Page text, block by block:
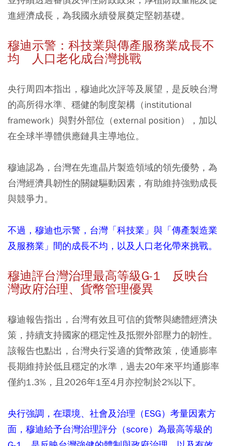
進經濟成長，為我國永續發展奠定堅韌基礎。
穆迪示警：科技業與傳產服務業成長不
均 人口老化成台灣挑戰
央行周四本指出，穆迪此次評等及展望，是反映台灣
的高所得水準、穩健的制度架構（institutional
framework）與對外部位（external position），加以
在全球半導體供應鏈具主導地位。
穆迪認為，台灣在先進晶片製造領域的領先優勢，為
台灣經濟具韌性的關鍵驅動因素，有助維持強勁成長
與競爭力。
不過，穆迪也示警，台灣「科技業」與「傳產製造業
及服務業」間的成長不均，以及人口老化帶來挑戰。
穆迪評台灣治理最高等級G-1 反映台
灣政府治理、貨幣管理優異
穆迪報告指出，台灣有效且可信的貨幣與總體經濟決
策，持續支持國家的穩定性及抵禦外部壓力的韌性。
該報告也點出，台灣央行妥適的貨幣政策，使通膨率
長期維持於低且穩定的水準，過去20年來平均通膨率
僅約1.3%，且2026年1至4月亦控制於2%以下。
央行強調，在環境、社會及治理（ESG）考量因素方
面，穆迪給予台灣治理評分（score）為最高等級的